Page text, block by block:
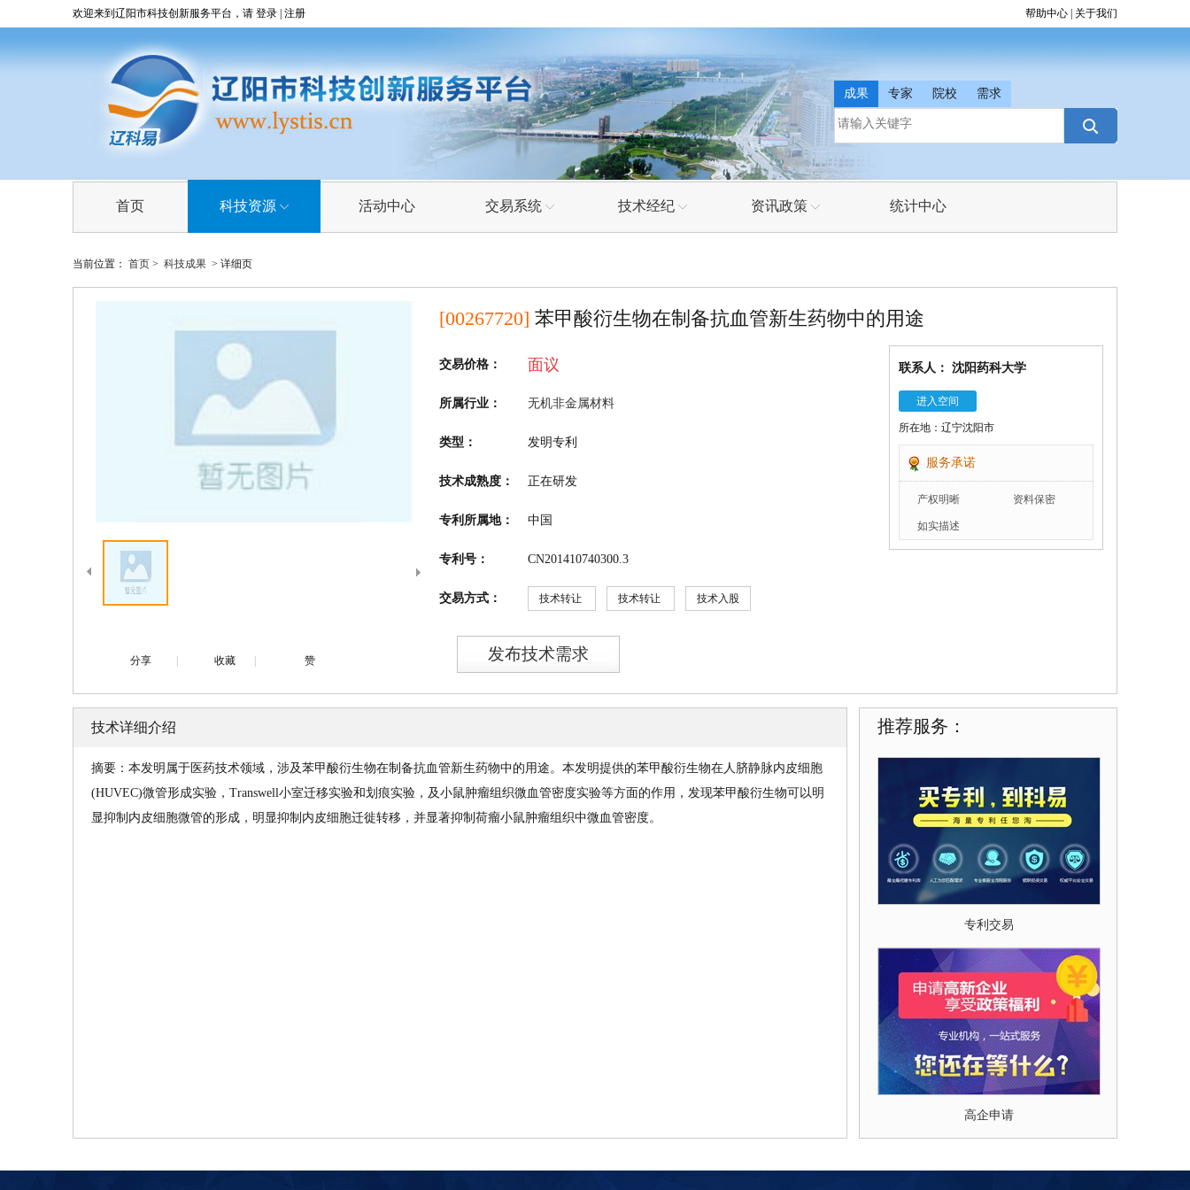
帮助中心 关于我们
欢迎来到辽阳市科技创新服务平台，请 登录 注册
成果 专家 院校 需求
首页 科技资源 活动中心 交易系统 技术经纪 资讯政策 统计中心
技术需求 在线交易系统
需求直通车
成果直通车
企业科技专员 政策法规
资讯动态
当前位置： 首页 > 科技成果 > 详细页
[00267720] 苯甲酸衍生物在制备抗血管新生药物中的用途
交易价格： 面议
所属行业： 无机非金属材料
类型： 发明专利
技术成熟度： 正在研发
专利所属地： 中国
专利号： CN201410740300.3
交易方式： 技术转让 技术转让 技术入股
联系人： 沈阳药科大学
进入空间
所在地：辽宁沈阳市
服务承诺
产权明晰 资料保密
如实描述
分享 收藏 赞 发布技术需求
技术详细介绍
摘要：本发明属于医药技术领域，涉及苯甲酸衍生物在制备抗血管新生药物中的用途。本发明提供的苯甲酸衍生物在人脐静脉内皮细胞
(HUVEC)微管形成实验，Transwell小室迁移实验和划痕实验，及小鼠肿瘤组织微血管密度实验等方面的作用，发现苯甲酸衍生物可以明
显抑制内皮细胞微管的形成，明显抑制内皮细胞迁徙转移，并显著抑制荷瘤小鼠肿瘤组织中微血管密度。
推荐服务：
专利交易
高企申请